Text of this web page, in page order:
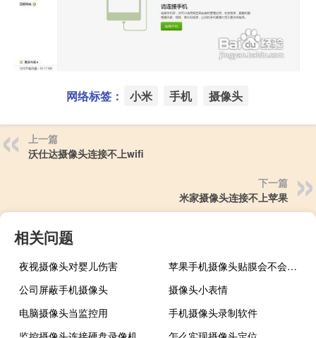
网络标签： 小米 手机 摄像头
上一篇
沃仕达摄像头连接不上wifi
下一篇
米家摄像头连接不上苹果
相关问题
夜视摄像头对婴儿伤害
苹果手机摄像头贴膜会不会有影响
公司屏蔽手机摄像头
摄像头小表情
电脑摄像头当监控用
手机摄像头录制软件